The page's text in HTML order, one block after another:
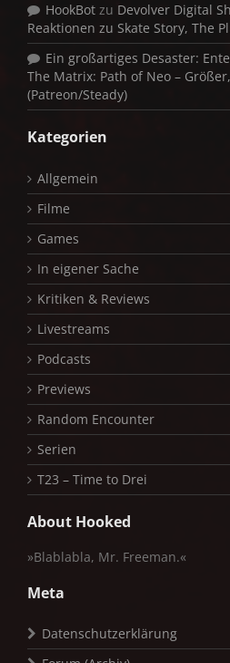
HookBot zu Devolver Digital
Reaktionen zu Skate Story, The
Ein großartiges Desaster:
The Matrix: Path of Neo –
(Patreon/Steady)
Kategorien
Allgemein
Filme
Games
In eigener Sache
Kritiken & Reviews
Livestreams
Podcasts
Previews
Random Encounter
Serien
T23 – Time to Drei
About Hooked
»Blablabla, Mr. Freeman.«
Meta
Datenschutzerklärung